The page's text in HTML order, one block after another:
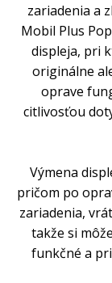
zariadenia a
Mobil Plus
displeja, pri
originálne
oprave
citlivosťou
Výmena
pričom po
zariadenia,
takže si
funkčné a